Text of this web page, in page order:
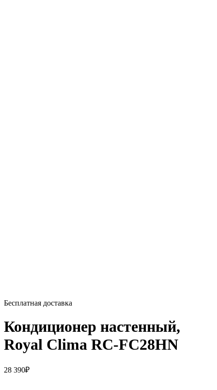
Бесплатная доставка
Кондиционер настенный,
Royal Clima RC-FC28HN
28 390₽